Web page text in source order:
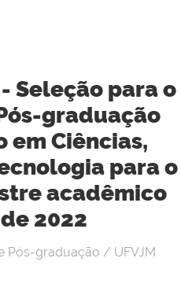
Seleção para o
graduação
em Ciências,
para o
acadêmico
2022
Pós-graduação / UFVJM